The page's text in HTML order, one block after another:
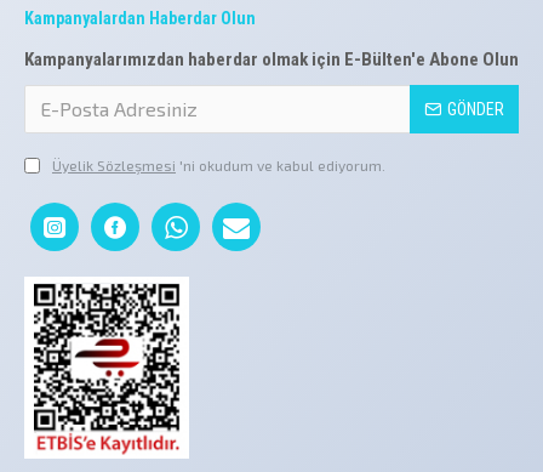
Kampanyalardan Haberdar Olun
Kampanyalarımızdan haberdar olmak için E-Bülten'e Abone Olun
GÖNDER
Üyelik Sözleşmesi 'ni okudum ve kabul ediyorum.